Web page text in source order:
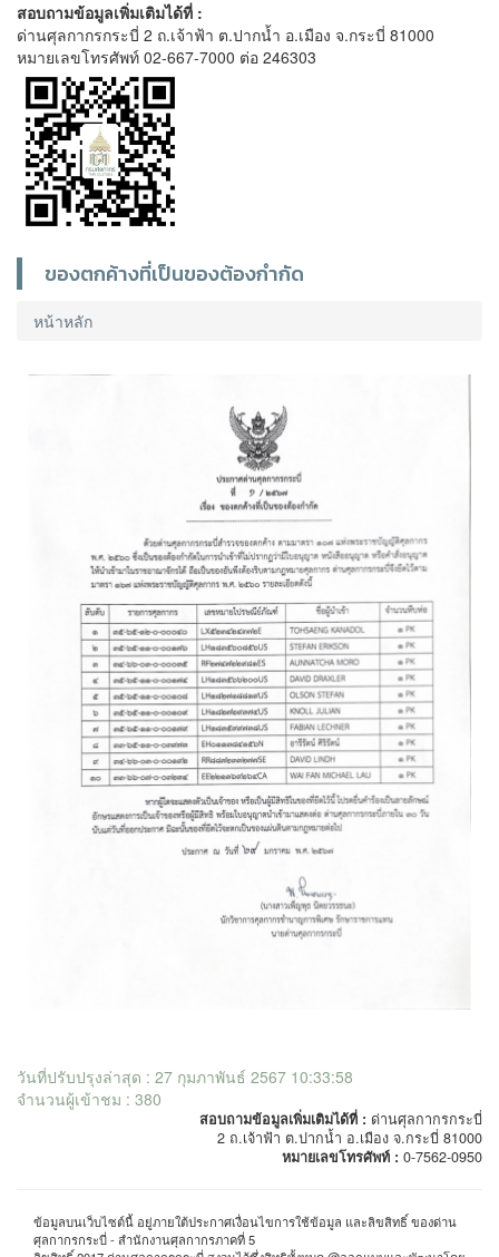
สอบถามข้อมูลเพิ่มเติมได้ที่ :
ด่านศุลกากรกระบี่ 2 ถ.เจ้าฟ้า ต.ปากน้ำ อ.เมือง จ.กระบี่ 81000
หมายเลขโทรศัพท์ 02-667-7000 ต่อ 246303
ของตกค้างที่เป็นของต้องกำกัด
หน้าหลัก
วันที่ปรับปรุงล่าสุด : 27 กุมภาพันธ์ 2567 10:33:58
จำนวนผู้เข้าชม : 380
สอบถามข้อมูลเพิ่มเติมได้ที่ : ด่านศุลกากรกระบี่
2 ถ.เจ้าฟ้า ต.ปากน้ำ อ.เมือง จ.กระบี่ 81000
หมายเลขโทรศัพท์ : 0-7562-0950
ข้อมูลบนเว็บไซต์นี้ อยู่ภายใต้ประกาศเงื่อนไขการใช้ข้อมูล และลิขสิทธิ์ ของด่าน
ศุลกากรกระบี่ - สำนักงานศุลกากรภาคที่ 5